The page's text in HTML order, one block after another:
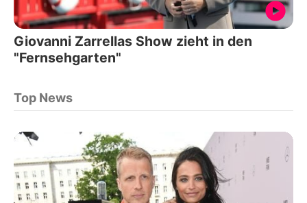
Giovanni Zarrellas Show zieht in den
"Fernsehgarten"
Top News